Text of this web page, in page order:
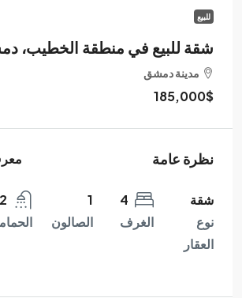
للبيع
شقة للبيع في منطقة الخطيب،
مدينة دمشق
185,000$
نظرة عامة
شقة
نوع
العقار
4
الغرف
1
الصالون
2